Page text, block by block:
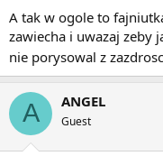
A tak w ogole to
zawiecha i uwazaj zeby
nie porysowal z
A ANGEL
Guest